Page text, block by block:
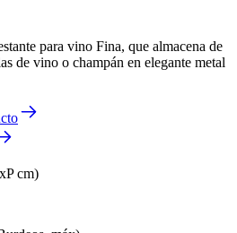
para vino Fina, que almacena de
de vino o champán en elegante metal
cm)